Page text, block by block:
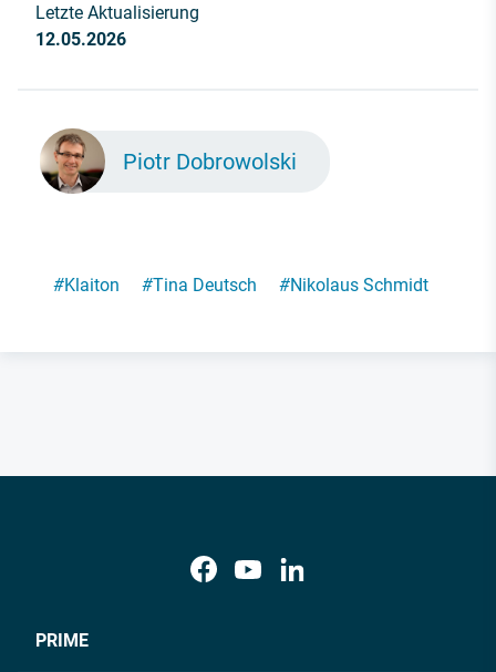
Letzte Aktualisierung
12.05.2026
Piotr Dobrowolski
#Klaiton #Tina Deutsch #Nikolaus Schmidt
PRIME